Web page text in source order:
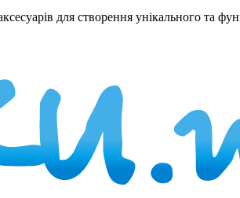
для створення унікального та